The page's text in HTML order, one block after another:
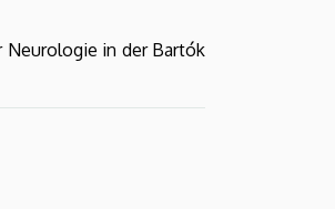
Neurologie in der Bartók